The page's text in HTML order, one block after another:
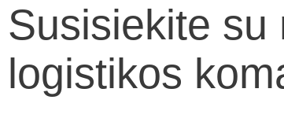
Susisiekite su
logistikos